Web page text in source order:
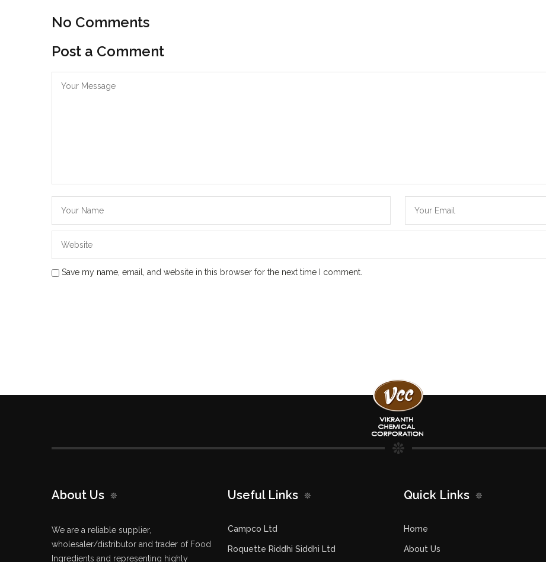
No Comments
Post a Comment
Save my name, email, and website in this browser for the next time I comment.
About Us
We are a reliable supplier,
wholesaler/distributor and trader of Food
Ingredients and representing highly
Useful Links
Campco Ltd
Roquette Riddhi Siddhi Ltd
Quick Links
Home
About Us